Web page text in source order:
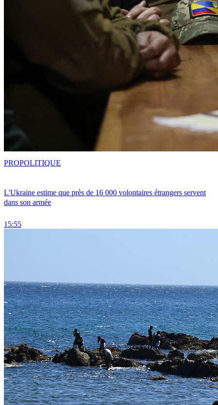
L'Ukraine estime que près de 16 000 volontaires étrangers servent
dans son armée
15:55
PROPOLITIQUE